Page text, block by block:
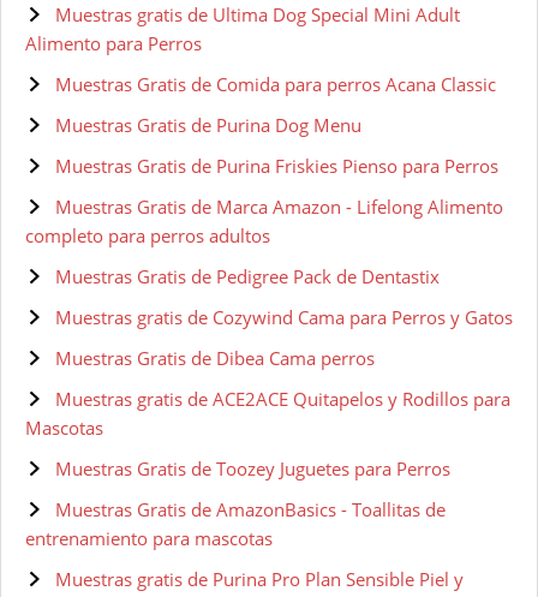
Muestras gratis de Ultima Dog Special Mini Adult
Alimento para Perros
Muestras Gratis de Comida para perros Acana Classic
Muestras Gratis de Purina Dog Menu
Muestras Gratis de Purina Friskies Pienso para Perros
Muestras Gratis de Marca Amazon - Lifelong Alimento
completo para perros adultos
Muestras Gratis de Pedigree Pack de Dentastix
Muestras gratis de Cozywind Cama para Perros y Gatos
Muestras Gratis de Dibea Cama perros
Muestras gratis de ACE2ACE Quitapelos y Rodillos para
Mascotas
Muestras Gratis de Toozey Juguetes para Perros
Muestras Gratis de AmazonBasics - Toallitas de
entrenamiento para mascotas
Muestras gratis de Purina Pro Plan Sensible Piel y